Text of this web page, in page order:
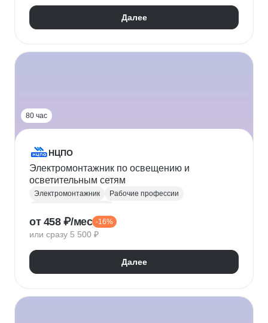
Далее
80 час
НЦПО
Электромонтажник по освещению и
осветительным сетям
Электромонтажник
Рабочие профессии
от 458 ₽/мес -16%
или сразу 5 500 ₽
Далее